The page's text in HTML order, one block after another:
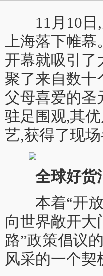
11月10日,
上海落下帷幕
开幕就吸引了
聚了来自数十
父母喜爱的圣
驻足围观,其
艺,获得了现场
全球好货
本着“开放
向世界敞开大
路”政策倡议
风采的一个契